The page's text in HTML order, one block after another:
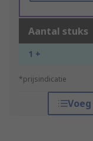
Aantal stuks
1 +
*prijsindicatie